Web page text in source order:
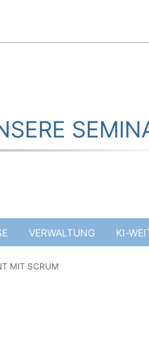
VERWALTUNG KI-
MIT SCRUM